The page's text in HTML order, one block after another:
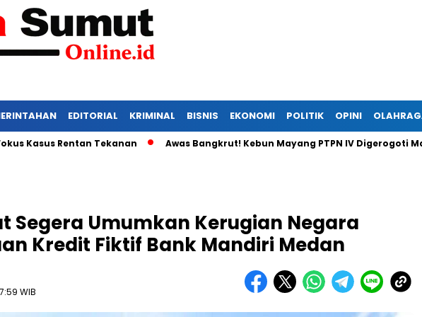
EDITORIAL KRIMINAL BISNIS EKONOMI POLITIK OPINI
Rentan Tekanan Awas Bangkrut! Kebun Mayang PTPN IV Digerogoti Maling,
Segera Umumkan Kerugian Negara
Kredit Fiktif Bank Mandiri Medan
WIB